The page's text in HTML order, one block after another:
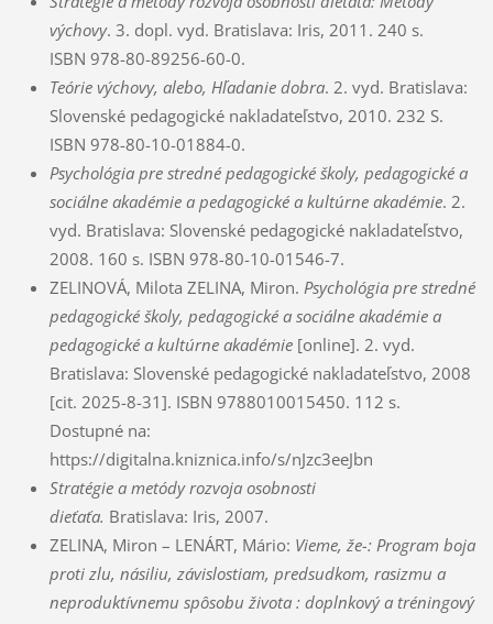
výchovy. 3. dopl. vyd. Bratislava: Iris, 2011. 240 s.
ISBN 978-80-89256-60-0.
Teórie výchovy, alebo, Hľadanie dobra. 2. vyd. Bratislava:
Slovenské pedagogické nakladateľstvo, 2010. 232 S.
ISBN 978-80-10-01884-0.
Psychológia pre stredné pedagogické školy, pedagogické a
sociálne akadémie a pedagogické a kultúrne akadémie. 2.
vyd. Bratislava: Slovenské pedagogické nakladateľstvo,
2008. 160 s. ISBN 978-80-10-01546-7.
ZELINOVÁ, Milota ZELINA, Miron. Psychológia pre stredné
pedagogické školy, pedagogické a sociálne akadémie a
pedagogické a kultúrne akadémie[online]. 2. vyd.
Bratislava: Slovenské pedagogické nakladateľstvo, 2008
[cit. 2025-8-31]. ISBN 9788010015450. 112 s.
Dostupné na:
https://digitalna.kniznica.info/s/nJzc3eeJbn
Stratégie a metódy rozvoja osobnosti
dieťaťa. Bratislava: Iris, 2007.
ZELINA, Miron – LENÁRT, Mário: Vieme, že-: Program boja
proti zlu, násiliu, závislostiam, predsudkom, rasizmu a
neproduktívnemu spôsobu života : doplnkový a tréningový